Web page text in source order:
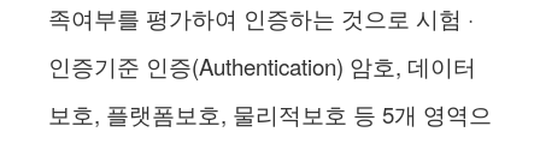
족여부를 평가하여 인증하는 것으로 시험 ·
인증기준 인증(Authentication) 암호, 데이터
보호, 플랫폼보호, 물리적보호 등 5개 영역으